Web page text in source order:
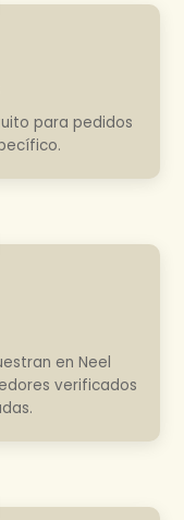
para pedidos
en Neel
verificados